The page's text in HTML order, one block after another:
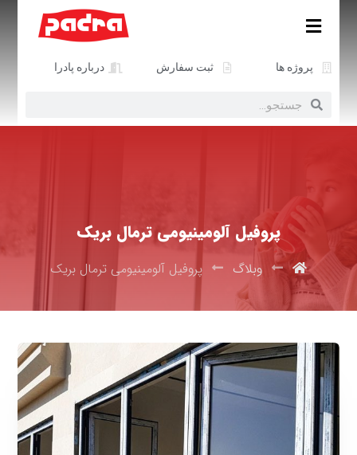
پروژه ها ثبت سفارش درباره پادرا
پروفیل آلومینیومی ترمال بریک
وبلاگ پروفیل آلومینیومی ترمال بریک